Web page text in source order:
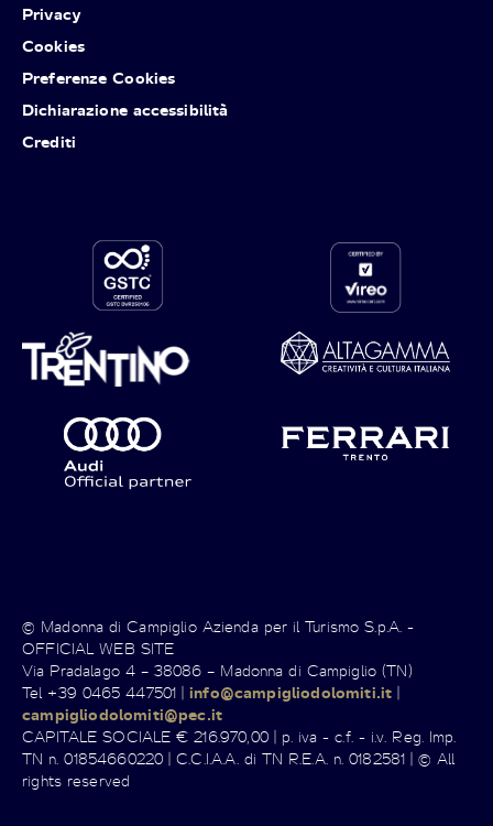
Privacy
Cookies
Preferenze Cookies
Dichiarazione accessibilità
Crediti
© Madonna di Campiglio Azienda per il Turismo S.p.A. -
OFFICIAL WEB SITE
Via Pradalago 4 – 38086 – Madonna di Campiglio (TN)
Tel +39 0465 447501 |info@campigliodolomiti.it |
campigliodolomiti@pec.it
CAPITALE SOCIALE € 216.970,00 | p. iva - c.f. - i.v. Reg. Imp.
TN n. 01854660220 | C.C.I.A.A. di TN R.E.A. n. 0182581 | © All
rights reserved